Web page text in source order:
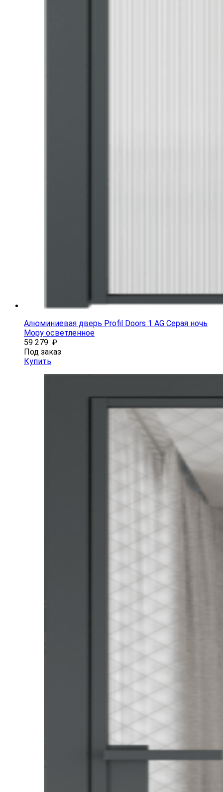
Алюминиевая дверь Profil Doors 1 AG Серая ночь
Мору осветленное
59 279 ₽
Под заказ
Купить